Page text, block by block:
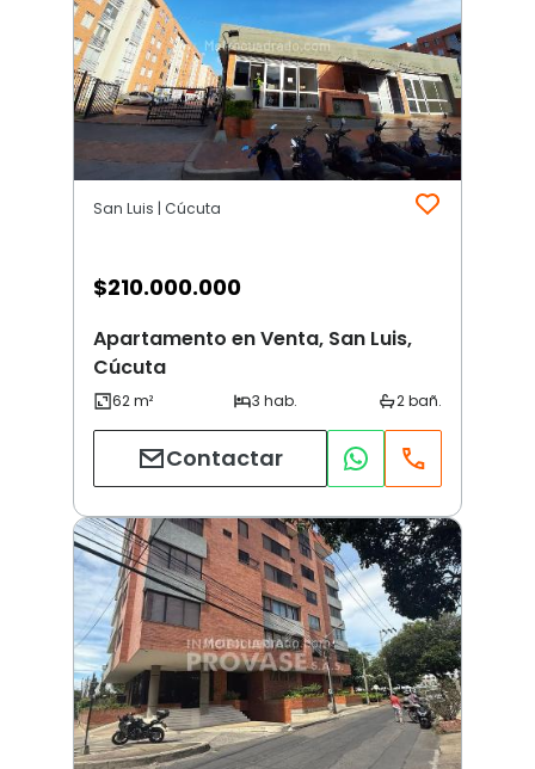
San Luis | Cúcuta
$210.000.000
Apartamento en Venta, San Luis,
Cúcuta
Contactar